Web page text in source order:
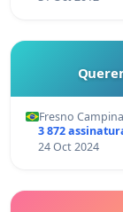
Fresno
3 872
24 Oct 2024